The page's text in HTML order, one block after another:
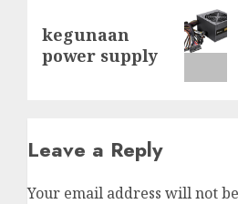
post:
kegunaan
power supply
Leave a Reply
Your email address will not be